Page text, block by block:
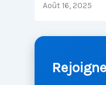
Août 16, 2025